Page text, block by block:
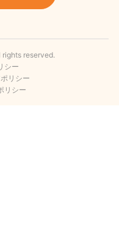
reserved.
シー
リシー
リシー